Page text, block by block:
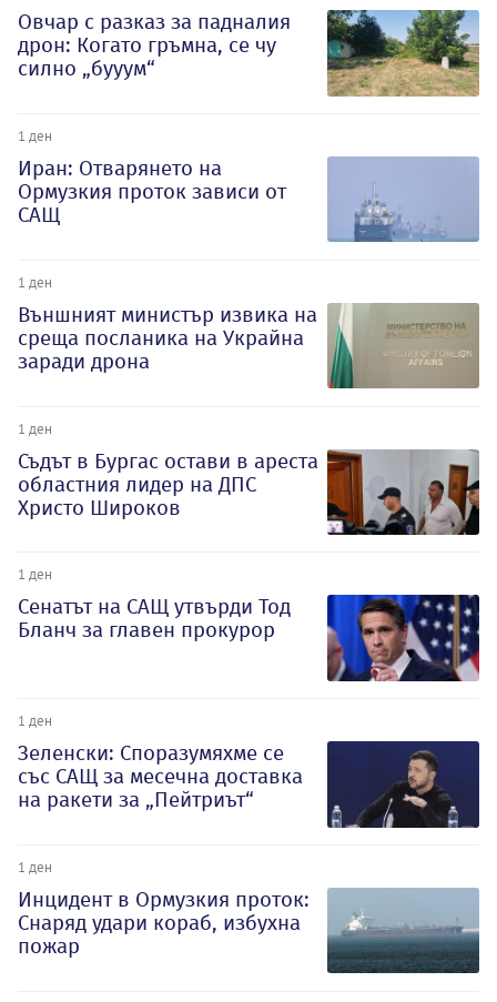
Овчар с разказ за падналия
дрон: Когато гръмна, се чу
силно „бууум“
1 ден
Иран: Отварянето на
Ормузкия проток зависи от
САЩ
1 ден
Външният министър извика на
среща посланика на Украйна
заради дрона
1 ден
Съдът в Бургас остави в ареста
областния лидер на ДПС
Христо Широков
1 ден
Сенатът на САЩ утвърди Тод
Бланч за главен прокурор
1 ден
Зеленски: Споразумяхме се
със САЩ за месечна доставка
на ракети за „Пейтриът“
1 ден
Инцидент в Ормузкия проток:
Снаряд удари кораб, избухна
пожар